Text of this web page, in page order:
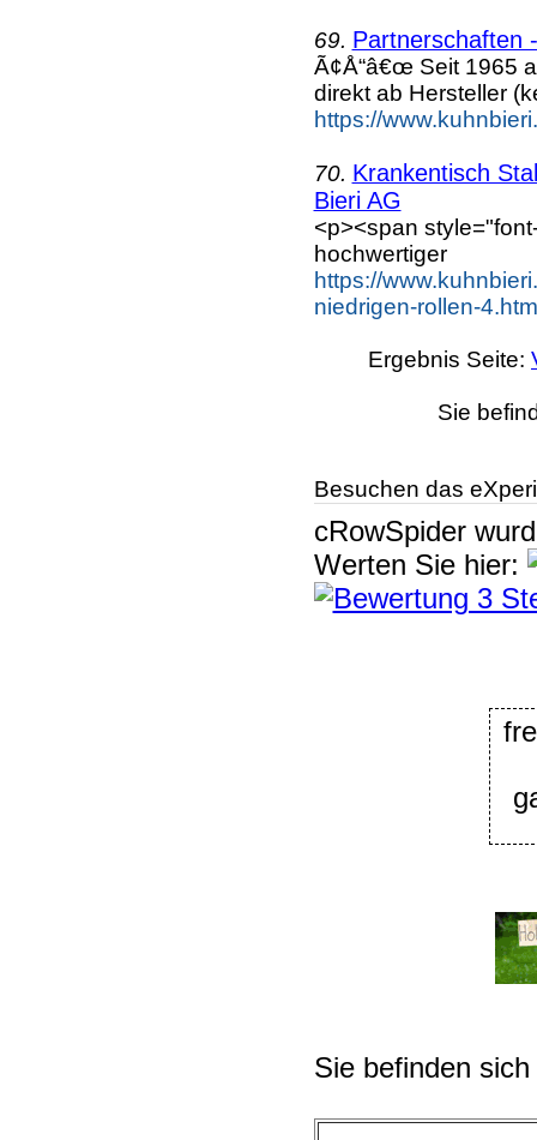
69. Partnerschaften
Ã¢Å“â€œ Seit 1965
direkt ab Hersteller
https://
70. Krankentisch
Bieri AG
<p><span
hochwertiger
https://
niedrigen-rollen-
Ergebnis Seite:
Sie
Besuchen das
cRowSpider
Werten Sie hier:
Sie befinden